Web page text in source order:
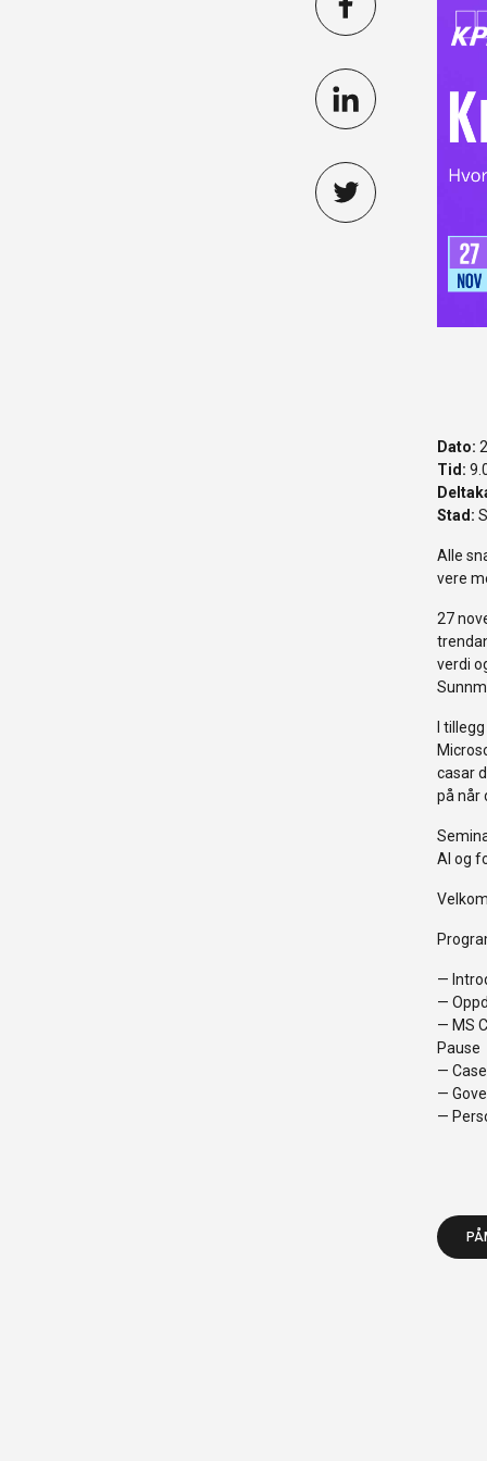
Dato:
Tid:
Stad:
Alle
vere
27
verdi
I
casar
på når
AI og
—
—
— MS
Pause
—
—
—